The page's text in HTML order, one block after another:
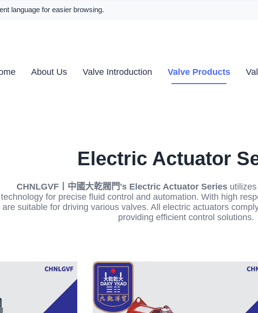
language for easier browsing.
About Us Valve Introduction Valve Products
Electric Actuator
CHNLGVF丨中國大乾閥門's Electric Actuator Series
technology for precise fluid control and automation. With high
are suitable for driving various valves. All electric actuators
providing efficient control solutions.